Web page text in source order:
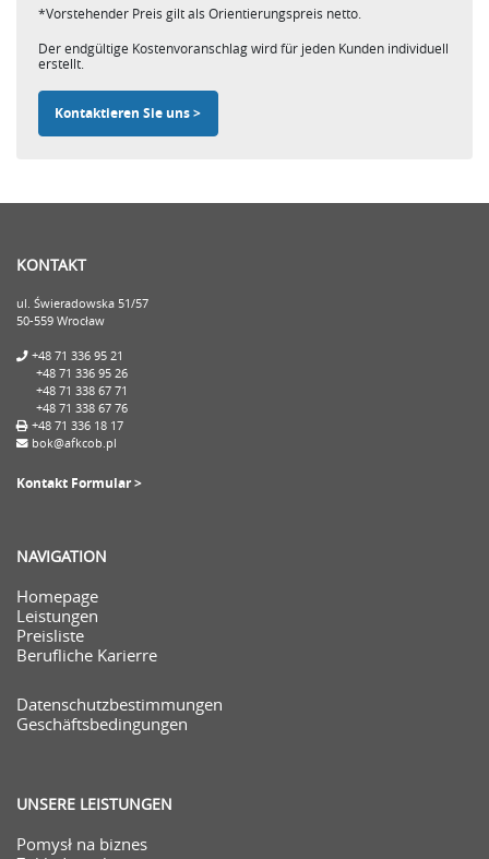
*Vorstehender Preis gilt als Orientierungspreis netto.
Der endgültige Kostenvoranschlag wird für jeden Kunden individuell
erstellt.
Kontaktieren Sie uns >
KONTAKT
ul. Świeradowska 51/57
50-559 Wrocław
+48 71 336 95 21
+48 71 336 95 26
+48 71 338 67 71
+48 71 338 67 76
+48 71 336 18 17
bok@afkcob.pl
Kontakt Formular >
NAVIGATION
Homepage
Leistungen
Preisliste
Berufliche Karierre
Datenschutzbestimmungen
Geschäftsbedingungen
UNSERE LEISTUNGEN
Pomysł na biznes